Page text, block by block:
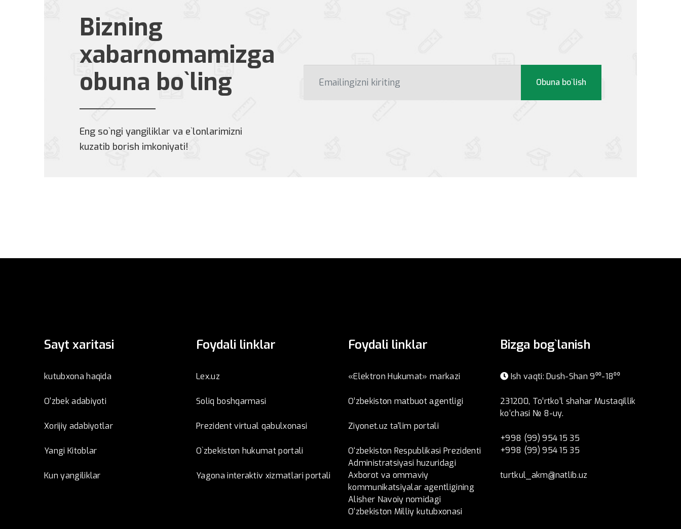
Bizning
xabarnomamizga
obuna bo`ling
Eng so`ngi yangiliklar va e`lonlarimizni
kuzatib borish imkoniyati!
Obuna bo`lish
Sayt xaritasi
kutubxona haqida
O'zbek adabiyoti
Xorijiy adabiyotlar
Yangi Kitoblar
Kun yangiliklar
Foydali linklar
Lex.uz
Soliq boshqarmasi
Prezident virtual qabulxonasi
O`zbekiston hukumat portali
Yagona interaktiv xizmatlari portali
Foydali linklar
«Elektron Hukumat» markazi
O’zbеkistоn mаtbuоt аgеntligi
Ziyonet.uz ta'lim portali
O‘zbekiston Respublikasi Prezidenti
Administratsiyasi huzuridagi
Axborot va ommaviy
kommunikatsiyalar agentligining
Alisher Navoiy nomidagi
O‘zbekiston Milliy kutubxonasi
Bizga bog`lanish
Ish vaqti: Dush-Shan 9⁰⁰-18⁰⁰
231200, To’rtko’l shahar Mustaqillik
ko‘chasi № 8-uy.
+998 (99) 954 15 35
+998 (99) 954 15 35
turtkul_akm@natlib.uz